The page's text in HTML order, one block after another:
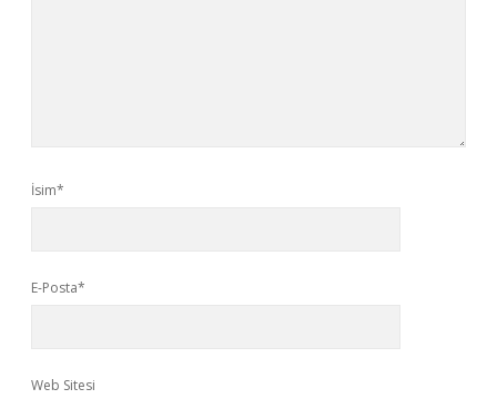
İsim*
E-Posta*
Web Sitesi